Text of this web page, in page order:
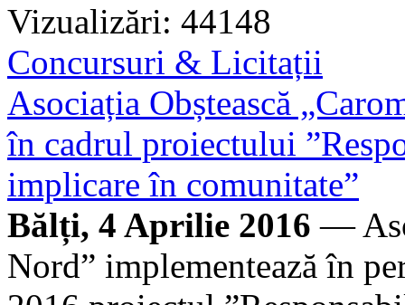
Vizualizări: 44148
Concursuri & Licitații
Asociația Obștească
în cadrul proiectului
implicare în comunitate”
Bălți, 4 Aprilie 2016 —
Nord” implementează în